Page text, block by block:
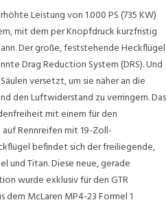
Leistung von 1.000 PS (735 KW)
mit dem per Knopfdruck kurzfristig
Der große, feststehende Heckflügel
Drag Reduction System (DRS). Und
versetzt, um sie näher an die
den Luftwiderstand zu verringern. Das
mit einem für den
Rennreifen mit 19-Zoll-
befindet sich der freiliegende,
und Titan. Diese neue, gerade
wurde exklusiv für den GTR
dem McLaren MP4-23 Formel 1